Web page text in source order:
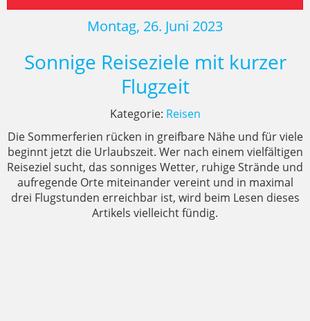
Montag, 26. Juni 2023
Sonnige Reiseziele mit kurzer
Flugzeit
Kategorie: Reisen
Die Sommerferien rücken in greifbare Nähe und für viele
beginnt jetzt die Urlaubszeit. Wer nach einem vielfältigen
Reiseziel sucht, das sonniges Wetter, ruhige Strände und
aufregende Orte miteinander vereint und in maximal
drei Flugstunden erreichbar ist, wird beim Lesen dieses
Artikels vielleicht fündig.